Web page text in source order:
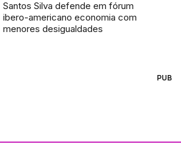
Santos Silva defende em fórum
ibero-americano economia com
menores desigualdades
PUB